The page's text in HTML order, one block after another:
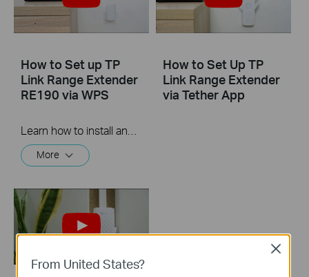
How to Set up TP
Link Range Extender
RE190 via WPS
More
How to Set Up TP
Link Range Extender
via Tether App
From United States?
Close